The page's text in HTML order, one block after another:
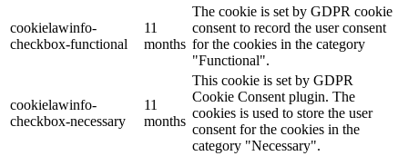
cookielawinfo-
checkbox-functional
11
months
The cookie is set by GDPR cookie
consent to record the user consent
for the cookies in the category
"Functional".
cookielawinfo-
checkbox-necessary
11
months
This cookie is set by GDPR
Cookie Consent plugin. The
cookies is used to store the user
consent for the cookies in the
category "Necessary".